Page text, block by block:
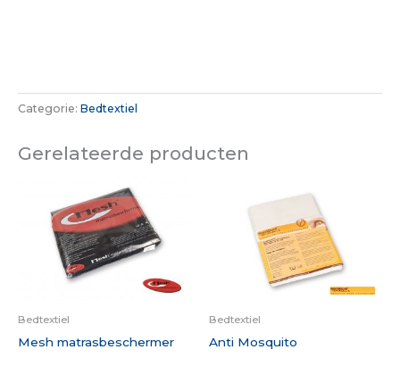
Categorie: Bedtextiel
Gerelateerde producten
Bedtextiel
Mesh matrasbeschermer
Bedtextiel
Anti Mosquito